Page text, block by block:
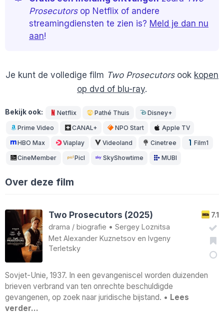
Prosecutorsop Netflix of andere
streamingdiensten te zien is? Meld je dan nu
aan!
Je kunt de volledige film Two Prosecutorsook kopen
op dvd of blu-ray.
Bekijk ook: Netflix Pathé Thuis Disney+
Prime Video CANAL+ NPO Start Apple TV
HBO Max Viaplay Videoland Cinetree Film1
CineMember Picl SkyShowtime MUBI
Over deze film
7.1
Two Prosecutors (2025)
drama / biografie • Sergey Loznitsa
Met Alexander Kuznetsov en Ivgeny
Terletsky
Sovjet-Unie, 1937. In een gevangeniscel worden duizenden
brieven verbrand van ten onrechte beschuldigde
gevangenen, op zoek naar juridische bijstand. • Lees
verder…